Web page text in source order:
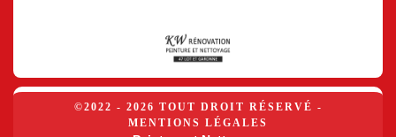
©2022 - 2026 TOUT DROIT RÉSERVÉ -
MENTIONS LÉGALES